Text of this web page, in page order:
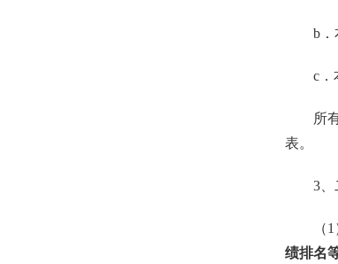
b．
c．
所
表。
3、
（1
绩排名